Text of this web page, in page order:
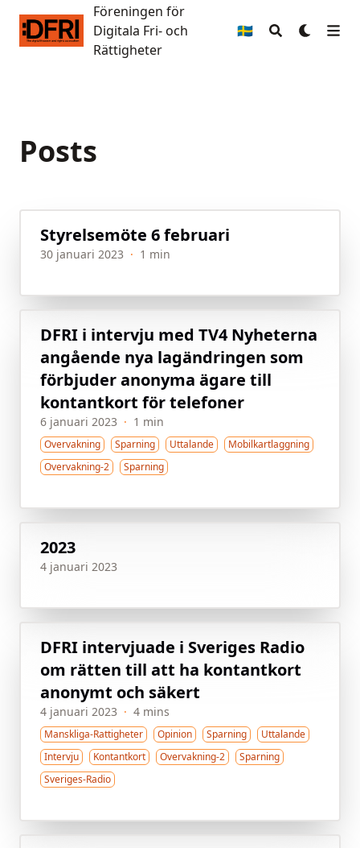
Föreningen för Digitala Fri- och Rättigheter
Föreningen för
Digitala Fri- och
Rättigheter
🇸🇪
Posts
Styrelsemöte 6 februari
30 januari 2023 · 1 min
DFRI i intervju med TV4 Nyheterna
angående nya lagändringen som
förbjuder anonyma ägare till
kontantkort för telefoner
6 januari 2023 · 1 min
Overvakning Sparning Uttalande
Mobilkartlaggning
Overvakning-2
Sparning
2023
4 januari 2023
DFRI intervjuade i Sveriges Radio
om rätten till att ha kontantkort
anonymt och säkert
4 januari 2023 · 4 mins
Manskliga-Rattigheter Opinion Sparning
Uttalande
Intervju
Kontantkort Overvakning-2
Sparning
Sveriges-Radio